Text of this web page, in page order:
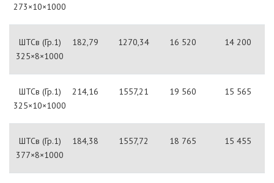
273×10×1000
ШТСв (Гр.1)
325×8×1000
182,79 1270,34 16 520 14 200
ШТСв (Гр.1)
325×10×1000
214,16 1557,21 19 560 15 565
ШТСв (Гр.1)
377×8×1000
184,38 1557,72 18 765 15 455